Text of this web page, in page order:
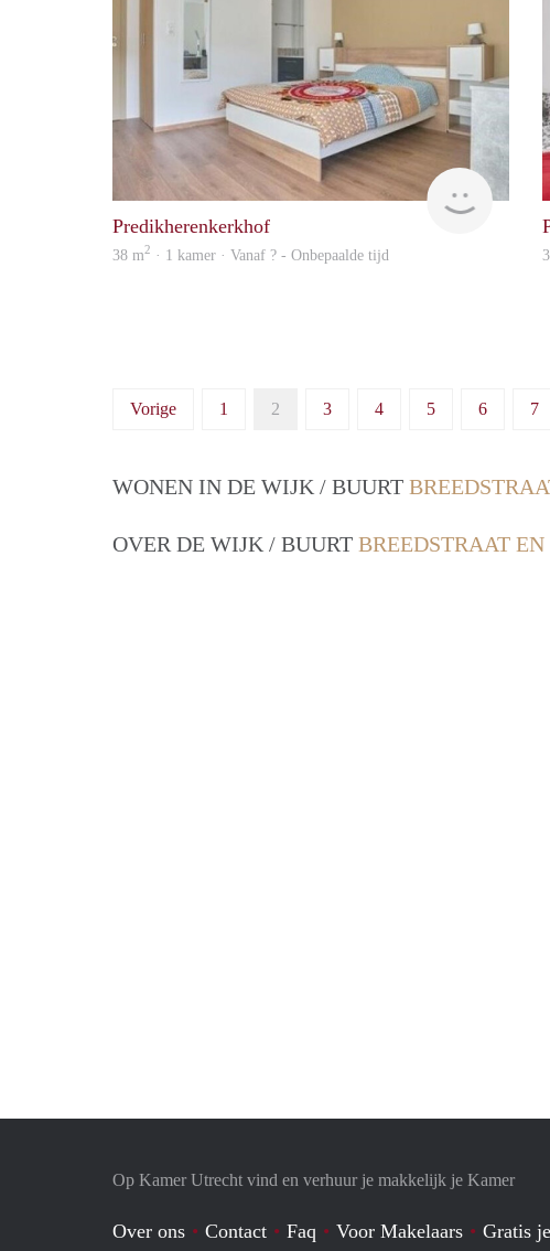
Predikherenkerkhof
38 m2 · 1 kamer · Vanaf ? - Onbepaalde tijd
Vorige 1 2 3 4 5 6 7
WONEN IN DE WIJK / BUURT
OVER DE WIJK / BUURT BREEDSTRAAT
Op Kamer Utrecht vind en verhuur je makkelijk je Kamer
Over ons Contact Faq Voor Makelaars Gratis